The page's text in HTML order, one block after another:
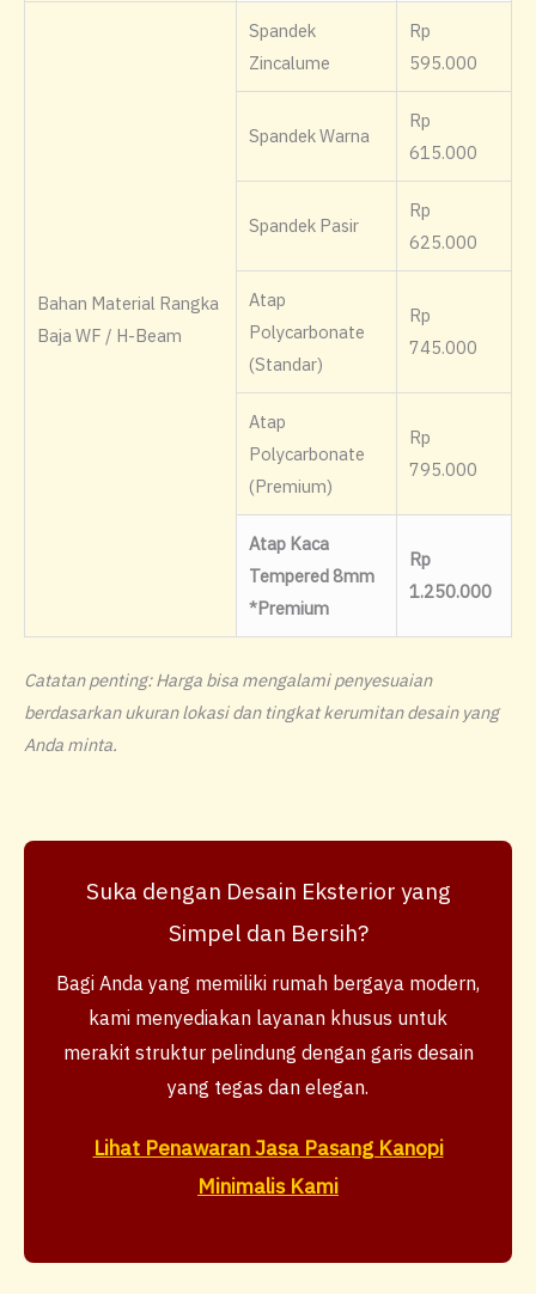
Bahan Material Rangka
Baja WF / H-Beam
Spandek
Zincalume
Rp
595.000
Spandek Warna
Rp
615.000
Spandek Pasir
Rp
625.000
Atap
Polycarbonate
(Standar)
Rp
745.000
Atap
Polycarbonate
(Premium)
Rp
795.000
Atap Kaca
Tempered 8mm
*Premium
Rp
1.250.000
Catatan penting: Harga bisa mengalami penyesuaian
berdasarkan ukuran lokasi dan tingkat kerumitan desain yang
Anda minta.
Suka dengan Desain Eksterior yang
Simpel dan Bersih?
Bagi Anda yang memiliki rumah bergaya modern,
kami menyediakan layanan khusus untuk
merakit struktur pelindung dengan garis desain
yang tegas dan elegan.
Lihat Penawaran Jasa Pasang Kanopi
Minimalis Kami